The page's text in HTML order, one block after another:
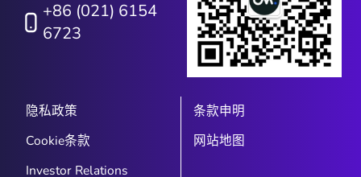
+86 (021) 6154
6723
隐私政策
条款申明
Cookie条款
网站地图
Investor Relations